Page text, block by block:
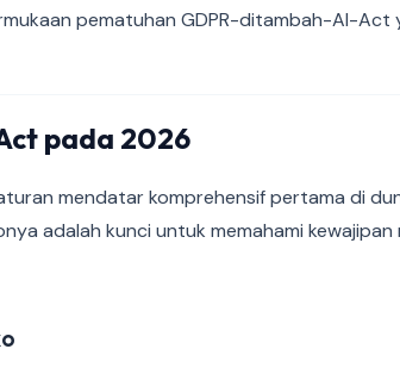
pematuhan GDPR-ditambah-AI-Act
pada 2026
mendatar komprehensif pertama di
adalah kunci untuk memahami